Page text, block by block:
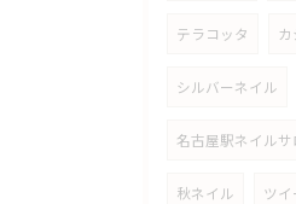
テラコッタ
シルバーネイル
名古屋駅ネイルサ
秋ネイル ツ